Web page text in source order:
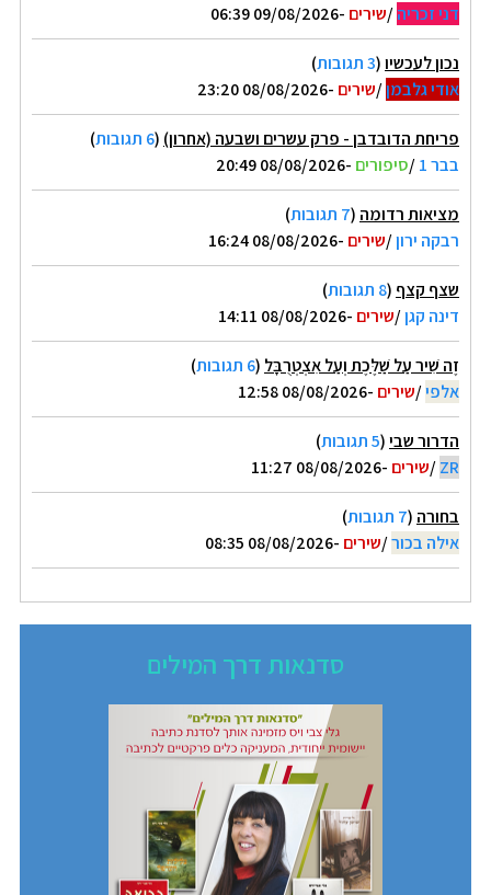
דני זכריה/שירים -09/08/2026 06:39
נכון לעכשיו(3 תגובות
)
אודי גלבמן/שירים -08/08/2026 23:20
פריחת הדובדבן - פרק עשרים ושבעה (אחרון) (6 תגובות
)
בבר 1
/סיפורים -08/08/2026 20:49
מציאות רדומה (7 תגובות
)
רבקה ירון/שירים -08/08/2026 16:24
שצף קצף (8 תגובות
)
דינה קגן/שירים -08/08/2026 14:11
זֶה שִׁיר עַל שַׁלֶּכֶת וְעַל אִצְטְרֻבָּל (6 תגובות
)
אלפי/שירים -08/08/2026 12:58
הדרור שבי(5 תגובות
)
ZR
/שירים -08/08/2026 11:27
בחורה (7 תגובות
)
אילה בכור/שירים -08/08/2026 08:35
סדנאות דרך המילים